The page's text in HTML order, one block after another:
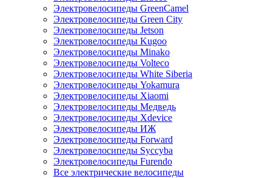
Электровелосипеды GreenCamel
Электровелосипеды Green City
Электровелосипеды Jetson
Электровелосипеды Kugoo
Электровелосипеды Minako
Электровелосипеды Volteco
Электровелосипеды White Siberia
Электровелосипеды Yokamura
Электровелосипеды Xiaomi
Электровелосипеды Медведь
Электровелосипеды Xdevice
Электровелосипеды ИЖ
Электровелосипеды Forward
Электровелосипеды Syccyba
Электровелосипеды Furendo
Все электрические велосипеды